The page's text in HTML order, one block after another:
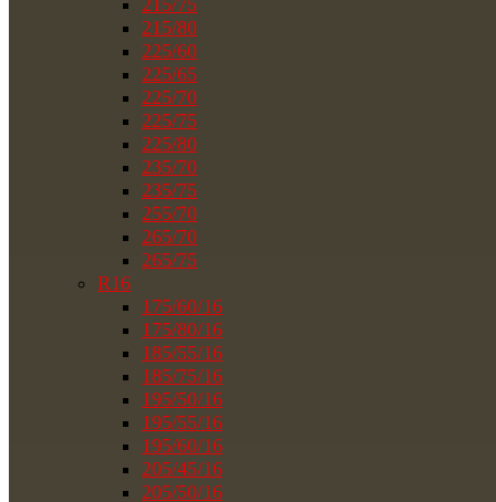
215/75
215/80
225/60
225/65
225/70
225/75
225/80
235/70
235/75
255/70
265/70
265/75
R16
175/60/16
175/80/16
185/55/16
185/75/16
195/50/16
195/55/16
195/60/16
205/45/16
205/50/16